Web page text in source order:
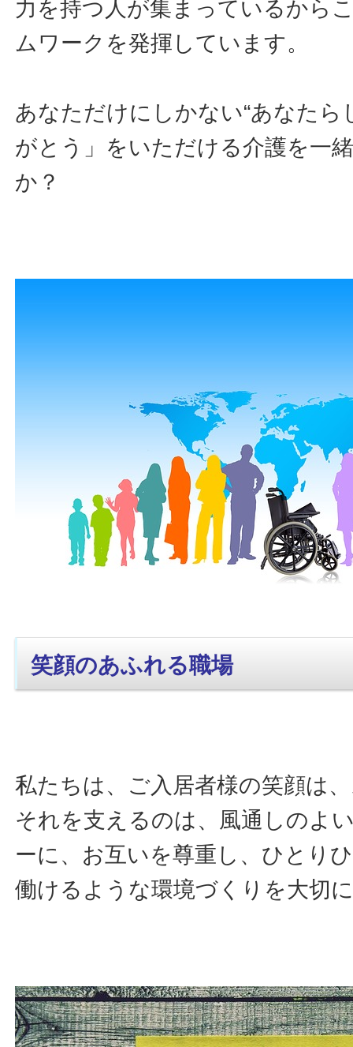
力を持つ人が集まっているから
ムワークを発揮しています。
あなただけにしかない“あなたら
がとう」をいただける介護を一
か？
笑顔のあふれる職場
私たちは、ご入居者様の笑顔は
それを支えるのは、風通しのよ
ーに、お互いを尊重し、ひとり
働けるような環境づくりを大切